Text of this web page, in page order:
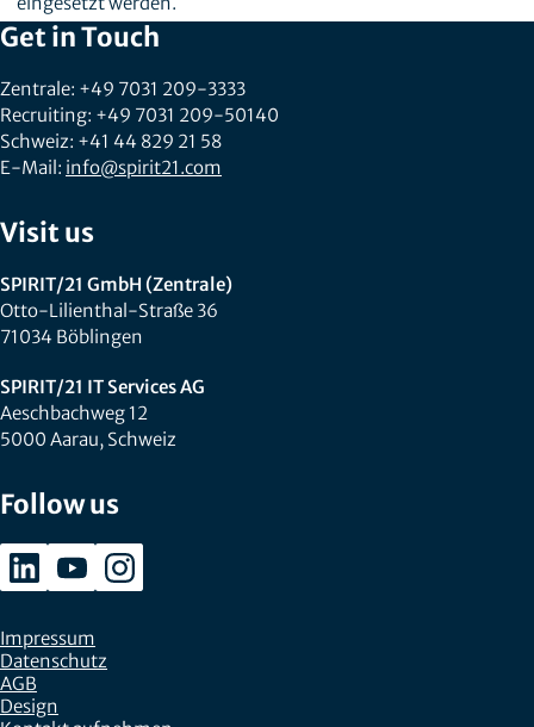
Get in Touch
Zentrale: +49 7031 209-3333
Recruiting: +49 7031 209-50140
Schweiz: +41 44 829 21 58
E-Mail: info@spirit21.com
Visit us
SPIRIT/21 GmbH (Zentrale)
Otto-Lilienthal-Straße 36
71034 Böblingen
SPIRIT/21 IT Services AG
Aeschbachweg 12
5000 Aarau, Schweiz
Follow us
Impressum
Datenschutz
AGB
Design